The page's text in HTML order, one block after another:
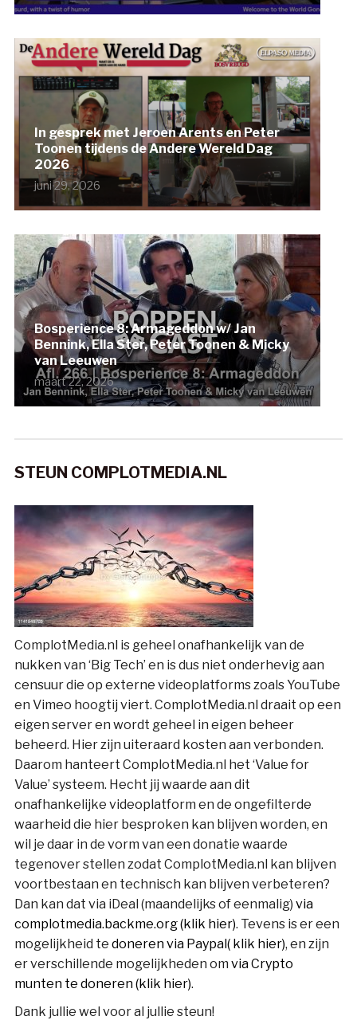
In gesprek met Jeroen Arents en Peter
Toonen tijdens de Andere Wereld Dag
2026
juni 29, 2026
Bosperience 8: Armageddon w/ Jan
Bennink, Ella Ster, Peter Toonen & Micky
van Leeuwen
maart 22, 2026
STEUN COMPLOTMEDIA.NL
ComplotMedia.nl is geheel onafhankelijk van de
nukken van ‘Big Tech’ en is dus niet onderhevig aan
censuur die op externe videoplatforms zoals YouTube
en Vimeo hoogtij viert. ComplotMedia.nl draait op een
eigen server en wordt geheel in eigen beheer
beheerd. Hier zijn uiteraard kosten aan verbonden.
Daarom hanteert ComplotMedia.nl het ‘Value for
Value’ systeem. Hecht jij waarde aan dit
onafhankelijke videoplatform en de ongefilterde
waarheid die hier besproken kan blijven worden, en
wil je daar in de vorm van een donatie waarde
tegenover stellen zodat ComplotMedia.nl kan blijven
voortbestaan en technisch kan blijven verbeteren?
Dan kan dat via iDeal (maandelijks of eenmalig) via
complotmedia.backme.org (klik hier). Tevens is er een
mogelijkheid te doneren via Paypal( klik hier), en zijn
er verschillende mogelijkheden om via Crypto
munten te doneren (klik hier).
Dank jullie wel voor al jullie steun!